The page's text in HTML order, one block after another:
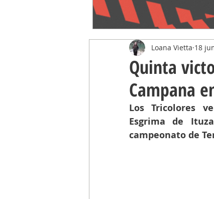
Quinta
Campana
Loana Vietta 18
Los Tricolores
Esgrima de
campeonato de